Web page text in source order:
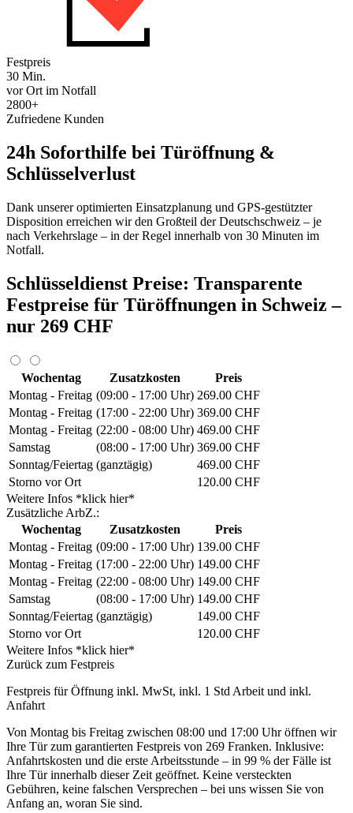
Festpreis
30 Min.
vor Ort im Notfall
2800+
Zufriedene Kunden
24h Soforthilfe bei Türöffnung &
Schlüsselverlust
Dank unserer optimierten Einsatzplanung und GPS-gestützter
Disposition erreichen wir den Großteil der Deutschschweiz – je
nach Verkehrslage – in der Regel innerhalb von 30 Minuten im
Notfall.
Schlüsseldienst Preise: Transparente
Festpreise für Türöffnungen in Schweiz –
nur 269 CHF
Wochentag Zusatzkosten
Preis
Montag - Freitag (09:00 - 17:00 Uhr) 269.00 CHF
Montag - Freitag (17:00 - 22:00 Uhr) 369.00 CHF
Montag - Freitag (22:00 - 08:00 Uhr) 469.00 CHF
Samstag
(08:00 - 17:00 Uhr) 369.00 CHF
Sonntag/Feiertag (ganztägig)
469.00 CHF
Storno vor Ort
120.00 CHF
Weitere Infos *klick hier*
Zusätzliche ArbZ.:
Wochentag
Zusatzkosten
Preis
Montag - Freitag (09:00 - 17:00 Uhr) 139.00 CHF
Montag - Freitag (17:00 - 22:00 Uhr) 149.00 CHF
Montag - Freitag (22:00 - 08:00 Uhr) 149.00 CHF
Samstag
(08:00 - 17:00 Uhr) 149.00 CHF
Sonntag/Feiertag (ganztägig)
149.00 CHF
Storno vor Ort
120.00 CHF
Weitere Infos *klick hier*
Zurück zum Festpreis
Festpreis für Öffnung inkl. MwSt, inkl. 1 Std Arbeit und inkl.
Anfahrt
Von Montag bis Freitag zwischen 08:00 und 17:00 Uhr öffnen wir
Ihre Tür zum garantierten Festpreis von 269 Franken. Inklusive:
Anfahrtskosten und die erste Arbeitsstunde – in 99 % der Fälle ist
Ihre Tür innerhalb dieser Zeit geöffnet. Keine versteckten
Gebühren, keine falschen Versprechen – bei uns wissen Sie von
Anfang an, woran Sie sind.